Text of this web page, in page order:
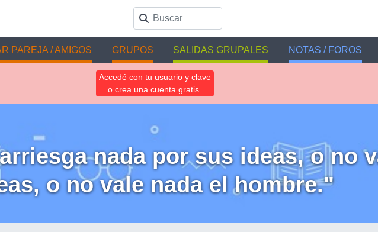
PAREJA / AMIGOS GRUPOS SALIDAS GRUPALES NOTAS / FOROS
Accedé con tu usuario y clave
o crea una cuenta gratis.
nada por sus ideas, o no
o no vale nada el hombre."